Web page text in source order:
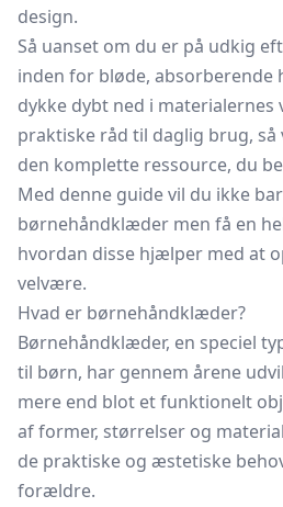
design.
Så uanset om du er på udkig
inden for bløde, absorberende
dykke dybt ned i
praktiske råd til daglig brug, så
den komplette ressource, du
Med denne guide vil du ikke
børnehåndklæder men få en
hvordan disse hjælper med at
velvære.
Hvad er børnehåndklæder?
Børnehåndklæder, en speciel
til børn, har gennem årene
mere end blot et funktionelt
af former, størrelser og
de praktiske og æstetiske
forældre.